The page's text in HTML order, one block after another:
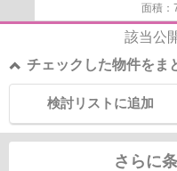
面積：
該当公
チェックした物件をま
検討リストに追加
さらに